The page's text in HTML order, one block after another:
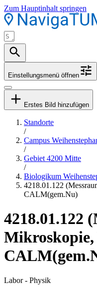
Zum Hauptinhalt springen
Einstellungsmenü öffnen
Erstes Bild hinzufügen
Standorte
/
Campus
/
Gebiet 4200 Mitte
/
Biologikum
4218.01.122
CALM(gem.Nu)
4218.01.122
Labor - Physik